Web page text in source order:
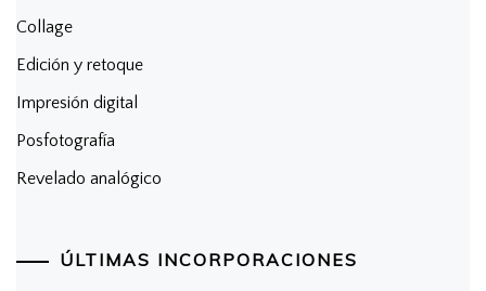
Collage
Edición y retoque
Impresión digital
Posfotografía
Revelado analógico
ÚLTIMAS INCORPORACIONES